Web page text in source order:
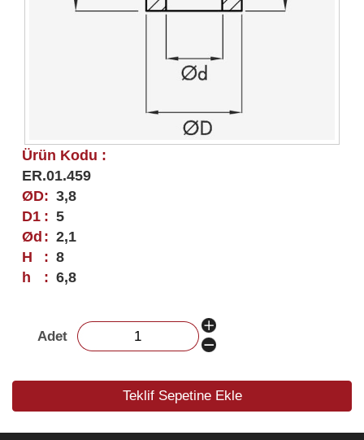
Ürün Kodu :
ER.01.459
ØD: 3,8
D1 : 5
Ød : 2,1
H
: 8
h
: 6,8
Adet
Teklif Sepetine Ekle